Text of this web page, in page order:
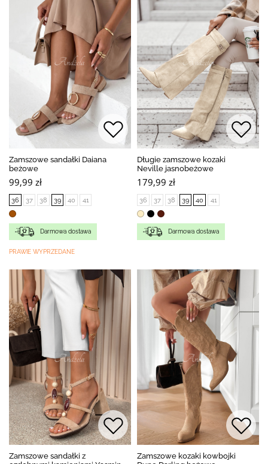
Zamszowe sandałki Daiana
beżowe
99,99 zł
36 37 38 39 40 41
Darmowa dostawa
PRAWIE WYPRZEDANE
Długie zamszowe kozaki
Neville jasnobeżowe
179,99 zł
36 37 38 39 40 41
Darmowa dostawa
Zamszowe sandałki z
Zamszowe kozaki kowbojki